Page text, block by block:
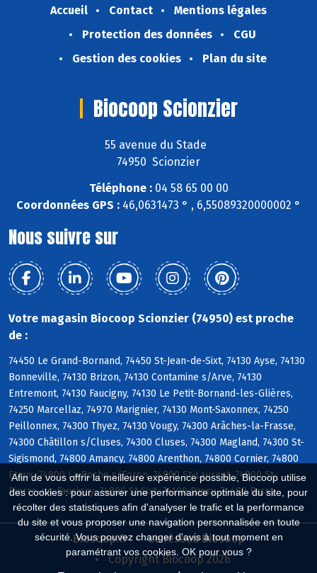
Afin de vous offrir la meilleure expérience possible, Biocoop utilise
des cookies : pour assurer une performance optimale du site, pour
récolter des statistiques afin d'analyser le trafic et la performance
du site et vous proposer une navigation personnalisée en toute
sécurité. Vous pouvez changer d'avis à tout moment en
paramétrant vos cookies. OK pour vous ?
Accueil Contact
Mentions légales
Protection des données
CGU
Gestion des cookies
Plan du site
Biocoop Scionzier
55 avenue du Stade
74950 Scionzier
Téléphone :04 58 65 00 00
Coordonnées GPS : 46,0631473 ° , 6,55089320000002 °
Nous suivre sur
Votre magasin Biocoop Scionzier (74950) est proche
de :
74450 Le Grand-Bornand, 74450 St-Jean-de-Sixt, 74130 Ayse, 74130
Bonneville, 74130 Brizon, 74130 Contamine s/Arve, 74130
Entremont, 74130 Faucigny, 74130 Le Petit-Bornand-les-Glières,
74250 Marcellaz, 74970 Marignier, 74130 Mont-Saxonnex, 74250
Peillonnex, 74300 Thyez, 74130 Vougy, 74300 Arâches-la-Frasse,
74300 Châtillon s/Cluses, 74300 Cluses, 74300 Magland, 74300 St-
Sigismond, 74800 Amancy, 74800 Arenthon, 74800 Cornier, 74800
Etaux, 74800 La Roche s/Foron, 74800 St-Laurent, 74800 St-
Pierre-en-Faucigny, 74800 St-Sixt, 74190 Passy, 74480 Passy
Biocoop.fr
Le réseau Biocoop
Copyright Biocoop 2026